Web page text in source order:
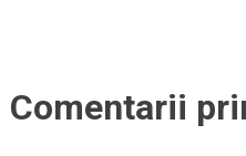
Comentarii